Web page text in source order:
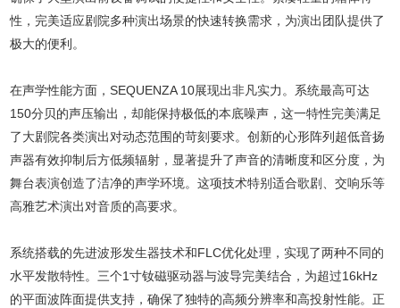
性，完美适应剧院多种演出场景的快速转换需求，为演出团队提供了
极大的便利。
在声学性能方面，SEQUENZA 10展现出非凡实力。系统最高可达
150分贝的声压输出，却能保持极低的本底噪声，这一特性完美满足
了大剧院各类演出对动态范围的苛刻要求。创新的心形阵列超低音扬
声器有效抑制后方低频辐射，显著提升了声音的清晰度和区分度，为
舞台表演创造了洁净的声学环境。这项技术特别适合歌剧、交响乐等
高雅艺术演出对音质的高要求。
系统搭载的先进波形发生器技术和FLC优化处理，实现了两种不同的
水平发散特性。三个1寸钕磁驱动器与波导完美结合，为超过16kHz
的平面波阵面提供支持，确保了独特的高频分辨率和高投射性能。正